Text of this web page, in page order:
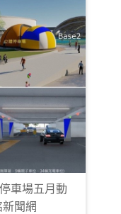
車場五月動
聞網